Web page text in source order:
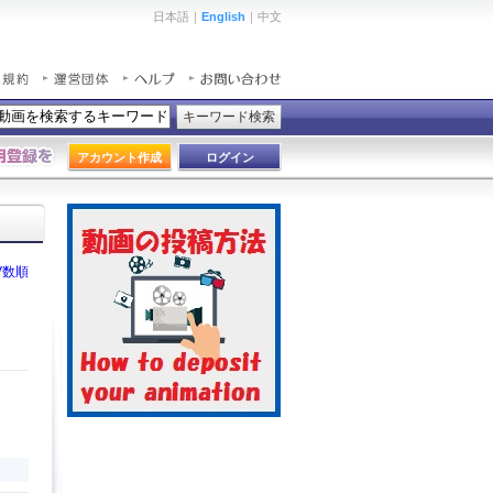
日本語｜ English ｜中文
キーワード検索
アカウント作成 ログイン
数順